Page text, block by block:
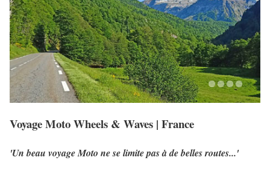
Voyage Moto Wheels & Waves | France
'Un beau voyage Moto ne se limite pas à de belles routes...'